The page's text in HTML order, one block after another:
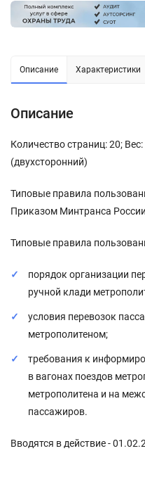
Описание Характеристики
Описание
Количество страниц: 20;
(двухсторонний)
Типовые правила
Приказом Минтранса
Типовые правила
порядок организации
ручной клади
условия перевозок
метрополитеном;
требования к
в вагонах поездов
метрополитена и на
пассажиров.
Вводятся в действие -